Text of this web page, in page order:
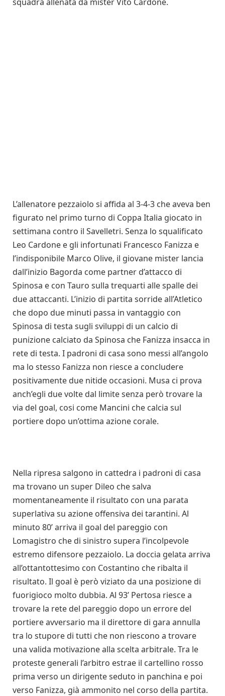
L’allenatore pezzaiolo si affida al 3-4-3 che aveva ben
figurato nel primo turno di Coppa Italia giocato in
settimana contro il Savelletri. Senza lo squalificato
Leo Cardone e gli infortunati Francesco Fanizza e
l’indisponibile Marco Olive, il giovane mister lancia
dall’inizio Bagorda come partner d’attacco di
Spinosa e con Tauro sulla trequarti alle spalle dei
due attaccanti. L’inizio di partita sorride all’Atletico
che dopo due minuti passa in vantaggio con
Spinosa di testa sugli sviluppi di un calcio di
punizione calciato da Spinosa che Fanizza insacca in
rete di testa. I padroni di casa sono messi all’angolo
ma lo stesso Fanizza non riesce a concludere
positivamente due nitide occasioni. Musa ci prova
anch’egli due volte dal limite senza però trovare la
via del goal, cosi come Mancini che calcia sul
portiere dopo un’ottima azione corale.
Nella ripresa salgono in cattedra i padroni di casa
ma trovano un super Dileo che salva
momentaneamente il risultato con una parata
superlativa su azione offensiva dei tarantini. Al
minuto 80’ arriva il goal del pareggio con
Lomagistro che di sinistro supera l’incolpevole
estremo difensore pezzaiolo. La doccia gelata arriva
all’ottantottesimo con Costantino che ribalta il
risultato. Il goal è però viziato da una posizione di
fuorigioco molto dubbia. Al 93’ Pertosa riesce a
trovare la rete del pareggio dopo un errore del
portiere avversario ma il direttore di gara annulla
tra lo stupore di tutti che non riescono a trovare
una valida motivazione alla scelta arbitrale. Tra le
proteste generali l’arbitro estrae il cartellino rosso
prima verso un dirigente seduto in panchina e poi
verso Fanizza, già ammonito nel corso della partita.